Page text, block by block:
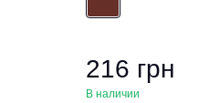
216 грн
В наличии